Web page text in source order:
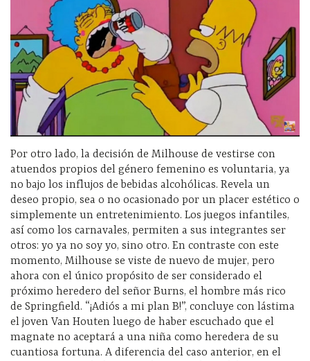
Por otro lado, la decisión de Milhouse de vestirse con
atuendos propios del género femenino es voluntaria, ya
no bajo los influjos de bebidas alcohólicas. Revela un
deseo propio, sea o no ocasionado por un placer estético o
simplemente un entretenimiento. Los juegos infantiles,
así como los carnavales, permiten a sus integrantes ser
otros: yo ya no soy yo, sino otro. En contraste con este
momento, Milhouse se viste de nuevo de mujer, pero
ahora con el único propósito de ser considerado el
próximo heredero del señor Burns, el hombre más rico
de Springfield. “¡Adiós a mi plan B!”, concluye con lástima
el joven Van Houten luego de haber escuchado que el
magnate no aceptará a una niña como heredera de su
cuantiosa fortuna. A diferencia del caso anterior, en el